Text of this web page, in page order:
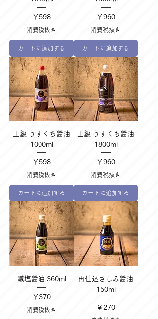
価格
￥598
消費税抜き
カートに追加する
価格
￥960
消費税抜き
カートに追加する
上級 うすくち醤油
1000ml
価格
￥598
消費税抜き
カートに追加する
上級 うすくち醤油
1800ml
価格
￥960
消費税抜き
カートに追加する
減塩醤油 360ml
価格
￥370
消費税抜き
再仕込さしみ醤油
150ml
価格
￥270